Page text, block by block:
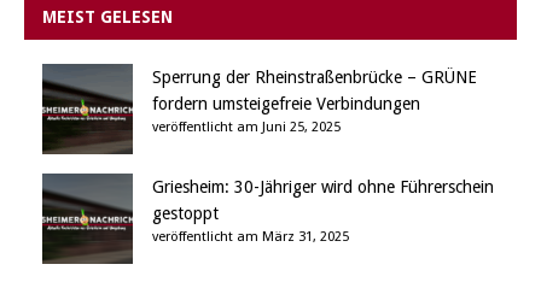
MEIST GELESEN
Sperrung der Rheinstraßenbrücke – GRÜNE
fordern umsteigefreie Verbindungen
veröffentlicht am Juni 25, 2025
Griesheim: 30-Jähriger wird ohne Führerschein
gestoppt
veröffentlicht am März 31, 2025